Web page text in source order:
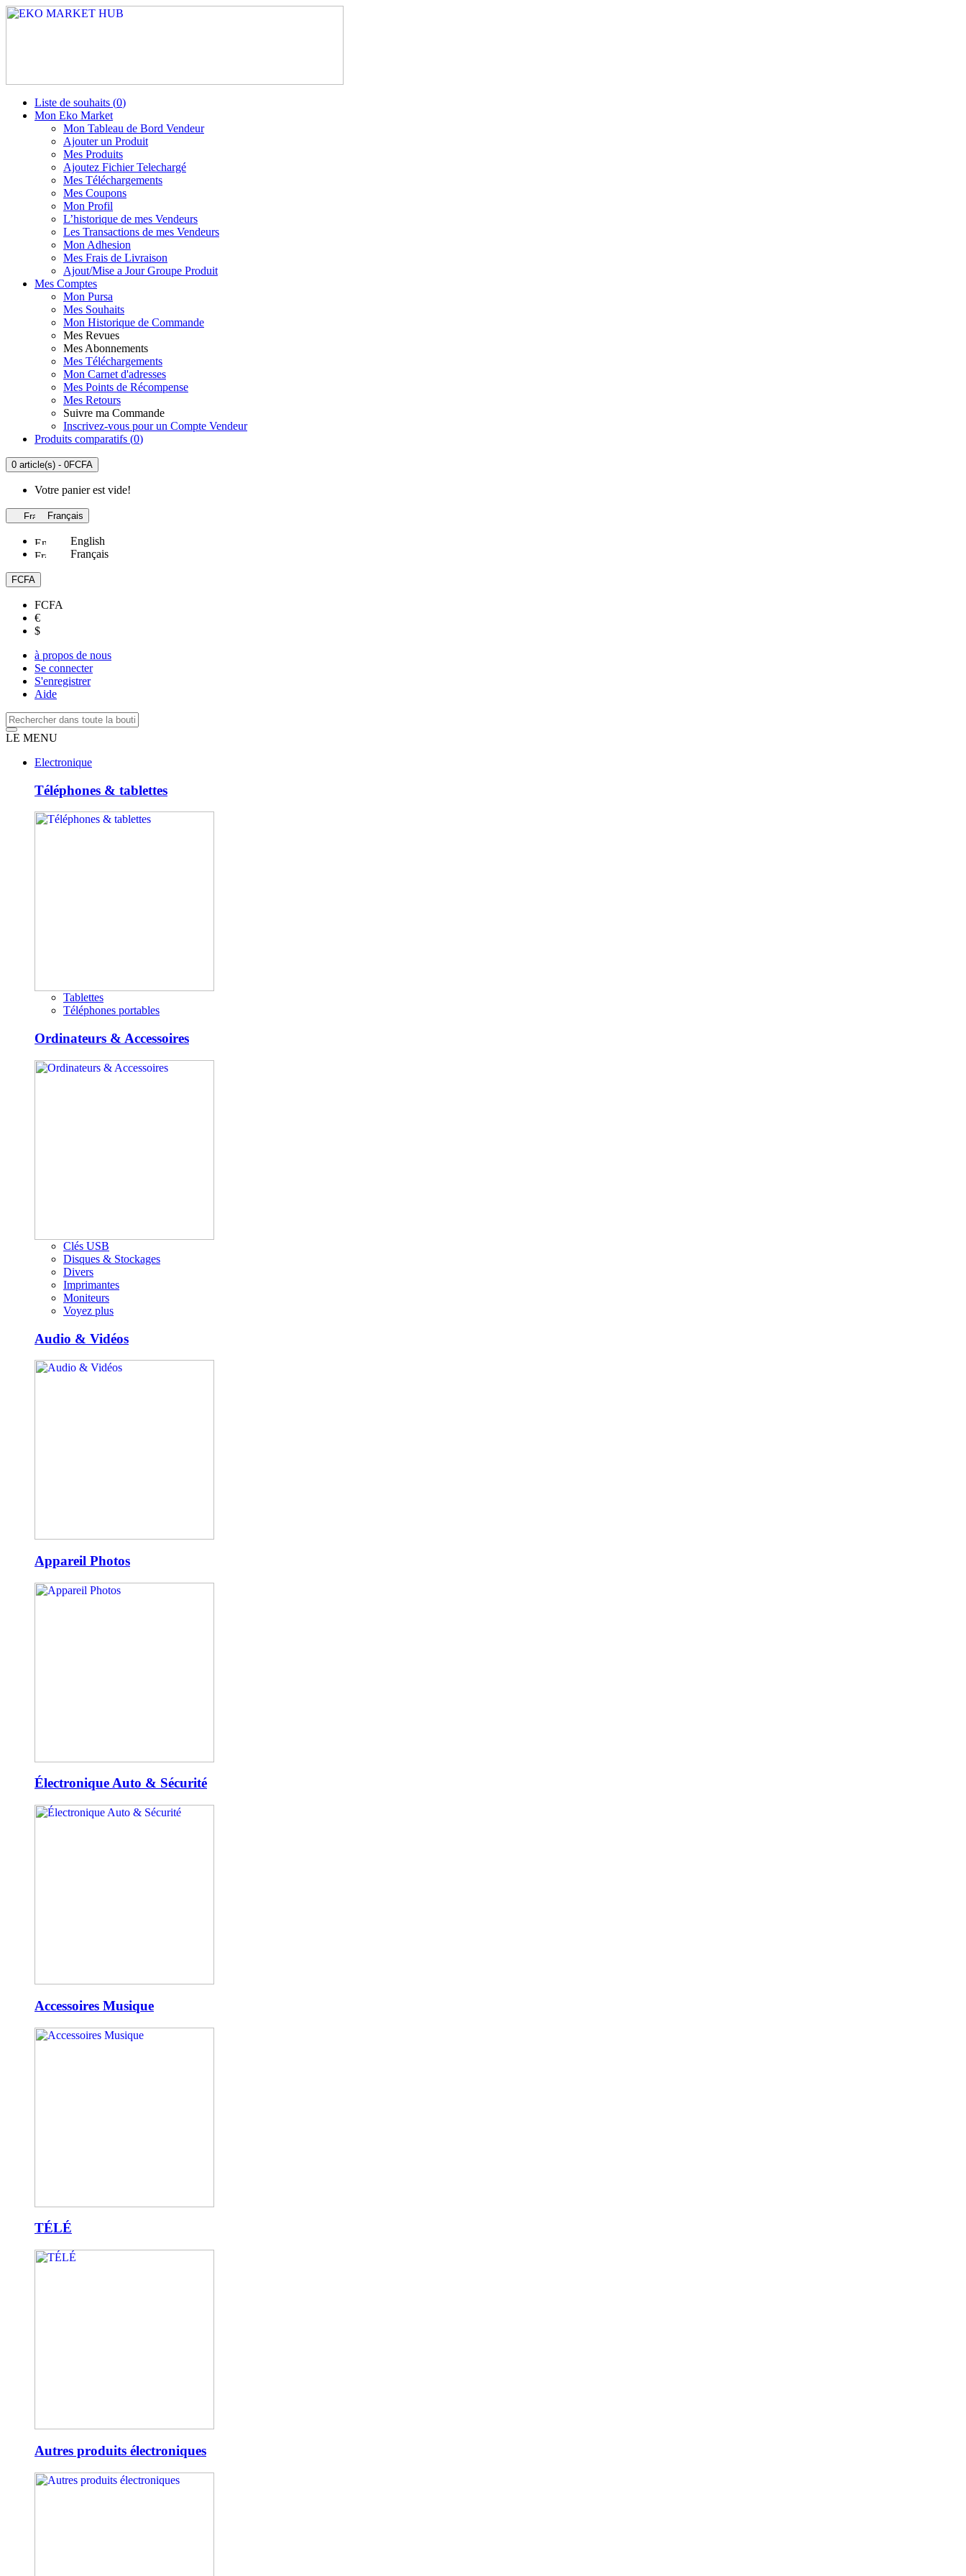
Liste de souhaits (0)
Mon Eko Market
Mon Tableau de Bord Vendeur
Ajouter un Produit
Mes Produits
Ajoutez Fichier Telechargé
Mes Téléchargements
Mes Coupons
Mon Profil
L’historique de mes Vendeurs
Les Transactions de mes Vendeurs
Mon Adhesion
Mes Frais de Livraison
Ajout/Mise a Jour Groupe Produit
Mes Comptes
Mon Pursa
Mes Souhaits
Mon Historique de Commande
Mes Revues
Mes Abonnements
Mes Téléchargements
Mon Carnet d'adresses
Mes Points de Récompense
Mes Retours
Suivre ma Commande
Inscrivez-vous pour un Compte Vendeur
Produits comparatifs (0)
0 article(s) - 0FCFA
Votre panier est vide!
Français
English
Français
FCFA
FCFA
€
$
à propos de nous
Se connecter
S'enregistrer
Aide
LE MENU
Electronique
Téléphones & tablettes
Tablettes
Téléphones portables
Ordinateurs & Accessoires
Clés USB
Disques & Stockages
Divers
Imprimantes
Moniteurs
Voyez plus
Audio & Vidéos
Appareil Photos
Électronique Auto & Sécurité
Accessoires Musique
TÉLÉ
Autres produits électroniques